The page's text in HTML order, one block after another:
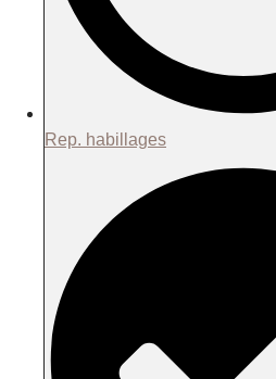
Rep. habillages